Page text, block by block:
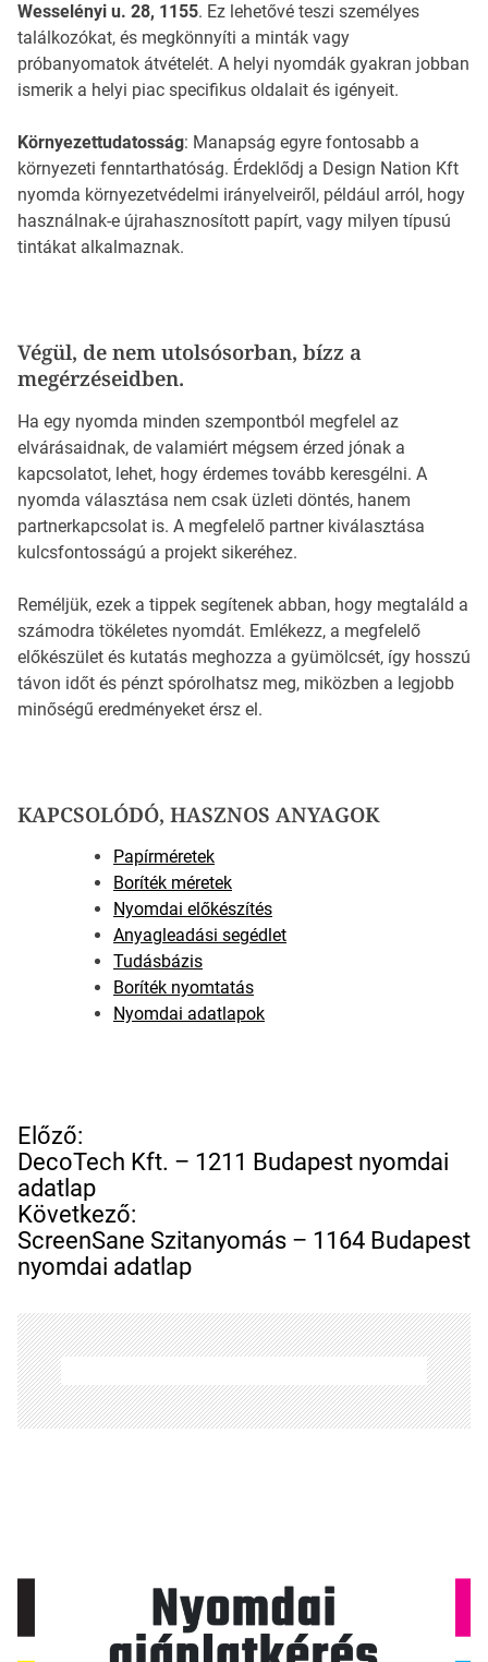
Wesselényi u. 28, 1155. Ez lehetővé teszi személyes
találkozókat, és megkönnyíti a minták vagy
próbanyomatok átvételét. A helyi nyomdák gyakran jobban
ismerik a helyi piac specifikus oldalait és igényeit.
Környezettudatosság: Manapság egyre fontosabb a
környezeti fenntarthatóság. Érdeklődj a Design Nation Kft
nyomda környezetvédelmi irányelveiről, például arról, hogy
használnak-e újrahasznosított papírt, vagy milyen típusú
tintákat alkalmaznak.
Végül, de nem utolsósorban, bízz a
megérzéseidben.
Ha egy nyomda minden szempontból megfelel az
elvárásaidnak, de valamiért mégsem érzed jónak a
kapcsolatot, lehet, hogy érdemes tovább keresgélni. A
nyomda választása nem csak üzleti döntés, hanem
partnerkapcsolat is. A megfelelő partner kiválasztása
kulcsfontosságú a projekt sikeréhez.
Reméljük, ezek a tippek segítenek abban, hogy megtaláld a
számodra tökéletes nyomdát. Emlékezz, a megfelelő
előkészület és kutatás meghozza a gyümölcsét, így hosszú
távon időt és pénzt spórolhatsz meg, miközben a legjobb
minőségű eredményeket érsz el.
KAPCSOLÓDÓ, HASZNOS ANYAGOK
Papírméretek
Boríték méretek
Nyomdai előkészítés
Anyagleadási segédlet
Tudásbázis
Boríték nyomtatás
Nyomdai adatlapok
B
e
j
e
g
y
z
é
s
n
a
v
ó
Előző:
DecoTech Kft. – 1211 Budapest nyomdai
adatlap
Következő:
ScreenSane Szitanyomás – 1164 Budapest
nyomdai adatlap